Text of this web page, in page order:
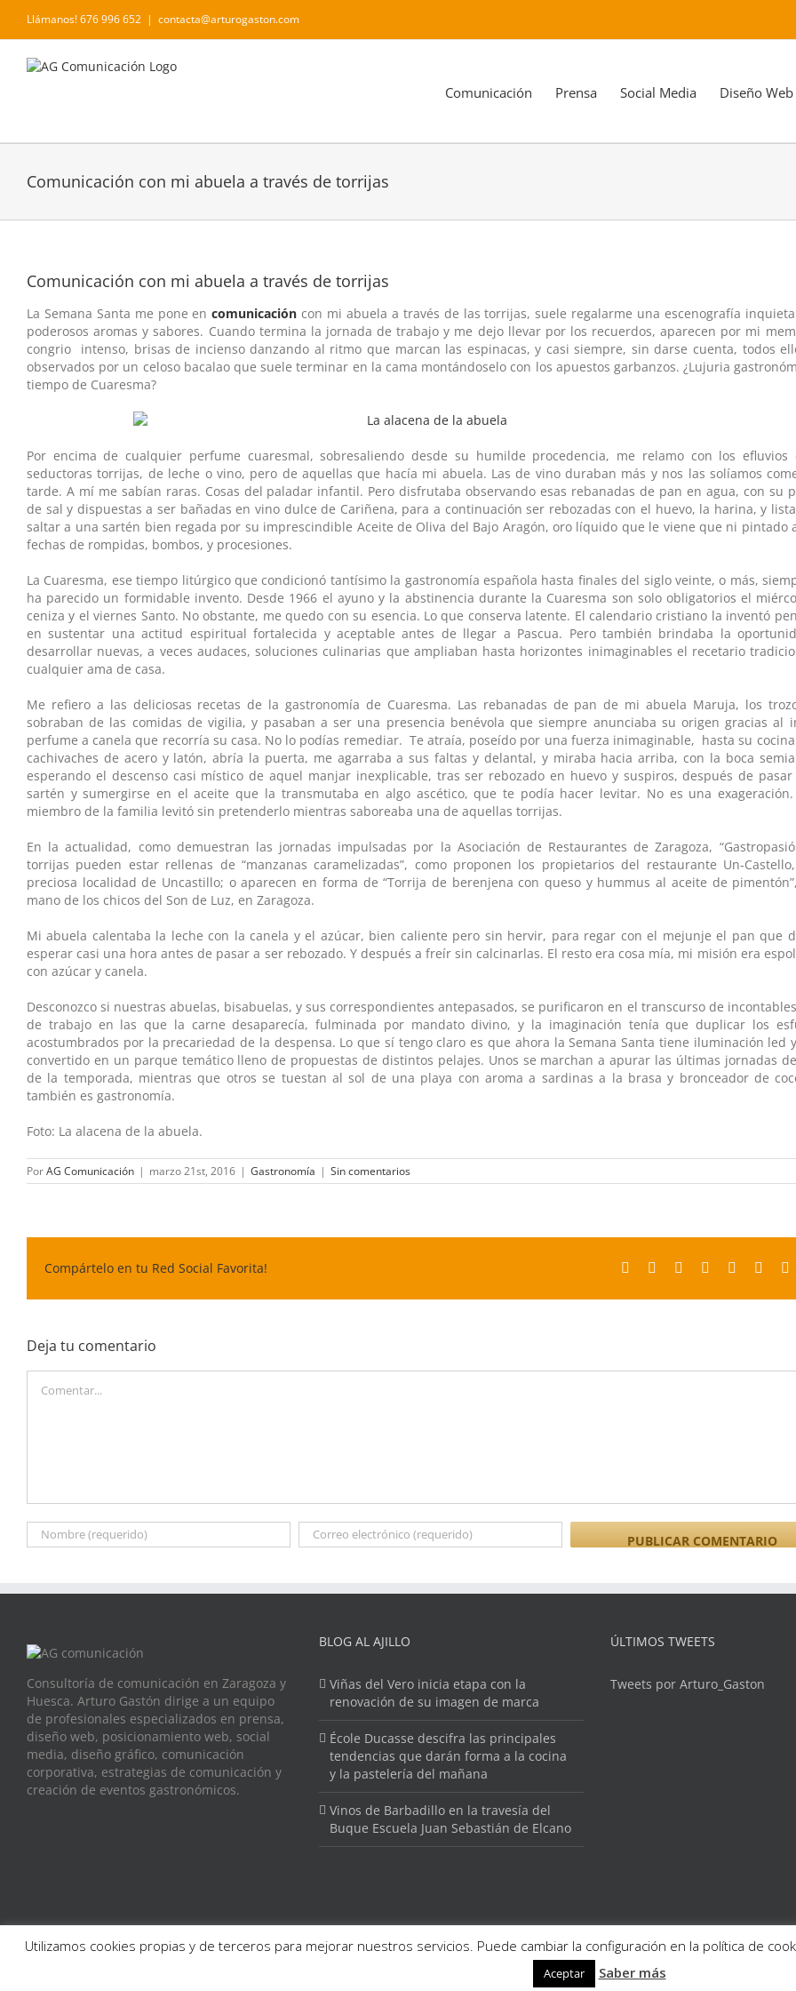
contenido
Llámanos! 676 996 652 | contacta@arturogaston.com
Comunicación Prensa Social Media Diseño Web
Comunicación con mi abuela a través de torrijas
Comunicación con mi abuela a través de torrijas
La Semana Santa me pone encomunicación con mi abuela a través de las torrijas, suele regalarme una escenografía
poderosos aromas y sabores. Cuando termina la jornada de trabajo y me dejo llevar por los recuerdos, aparecen por mi
congrio intenso, brisas de incienso danzando al ritmo que marcan las espinacas, y casi siempre, sin darse cuenta, todos
observados por un celoso bacalao que suele terminar en la cama montándoselo con los apuestos garbanzos. ¿Lujuria
tiempo de Cuaresma?
Por encima de cualquier perfume cuaresmal, sobresaliendo desde su humilde procedencia, me relamo con los efluvios
seductoras torrijas, de leche o vino, pero de aquellas que hacía mi abuela. Las de vino duraban más y nos las solíamos
tarde. A mí me sabían raras. Cosas del paladar infantil. Pero disfrutaba observando esas rebanadas de pan en agua, con su
de sal y dispuestas a ser bañadas en vino dulce de Cariñena, para a continuación ser rebozadas con el huevo, la harina, y
saltar a una sartén bien regada por su imprescindible Aceite de Oliva del Bajo Aragón, oro líquido que le viene que ni pintado
fechas de rompidas, bombos, y procesiones.
La Cuaresma, ese tiempo litúrgico que condicionó tantísimo la gastronomía española hasta finales del siglo veinte, o más,
ha parecido un formidable invento. Desde 1966 el ayuno y la abstinencia durante la Cuaresma son solo obligatorios el
ceniza y el viernes Santo. No obstante, me quedo con su esencia. Lo que conserva latente. El calendario cristiano la inventó
en sustentar una actitud espiritual fortalecida y aceptable antes de llegar a Pascua. Pero también brindaba la
desarrollar nuevas, a veces audaces, soluciones culinarias que ampliaban hasta horizontes inimaginables el recetario
cualquier ama de casa.
Me refiero a las deliciosas recetas de la gastronomía de Cuaresma. Las rebanadas de pan de mi abuela Maruja, los
sobraban de las comidas de vigilia, y pasaban a ser una presencia benévola que siempre anunciaba su origen gracias al
perfume a canela que recorría su casa. No lo podías remediar. Te atraía, poseído por una fuerza inimaginable, hasta su
cachivaches de acero y latón, abría la puerta, me agarraba a sus faltas y delantal, y miraba hacia arriba, con la boca
esperando el descenso casi místico de aquel manjar inexplicable, tras ser rebozado en huevo y suspiros, después de
sartén y sumergirse en el aceite que la transmutaba en algo ascético, que te podía hacer levitar. No es una
miembro de la familia levitó sin pretenderlo mientras saboreaba una de aquellas torrijas.
En la actualidad, como demuestran las jornadas impulsadas por la Asociación de Restaurantes de Zaragoza,
torrijas pueden estar rellenas de “manzanas caramelizadas”, como proponen los propietarios del restaurante Un-
preciosa localidad de Uncastillo; o aparecen en forma de “Torrija de berenjena con queso y hummus al aceite de
mano de los chicos del Son de Luz, en Zaragoza.
Mi abuela calentaba la leche con la canela y el azúcar, bien caliente pero sin hervir, para regar con el mejunje el pan que
esperar casi una hora antes de pasar a ser rebozado. Y después a freír sin calcinarlas. El resto era cosa mía, mi misión era
con azúcar y canela.
Desconozco si nuestras abuelas, bisabuelas, y sus correspondientes antepasados, se purificaron en el transcurso de
de trabajo en las que la carne desaparecía, fulminada por mandato divino, y la imaginación tenía que duplicar los
acostumbrados por la precariedad de la despensa. Lo que sí tengo claro es que ahora la Semana Santa tiene iluminación led
convertido en un parque temático lleno de propuestas de distintos pelajes. Unos se marchan a apurar las últimas jornadas
de la temporada, mientras que otros se tuestan al sol de una playa con aroma a sardinas a la brasa y bronceador de
también es gastronomía.
Foto: La alacena de la abuela.
PorAG Comunicación | marzo 21st, 2016 | Gastronomía | Sin comentarios
Compártelo en tu Red Social Favorita! Facebook Reddit LinkedIn
Tumblr
Deja tu comentario
Consultoría de comunicación en Zaragoza y
Huesca. Arturo Gastón dirige a un equipo
de profesionales especializados en prensa,
diseño web, posicionamiento web, social
media, diseño gráfico, comunicación
corporativa, estrategias de comunicación y
creación de eventos gastronómicos.
BLOG AL AJILLO
Viñas del Vero inicia etapa con la
renovación de su imagen de marca
École Ducasse descifra las principales
tendencias que darán forma a la cocina
y la pastelería del mañana
Vinos de Barbadillo en la travesía del
Buque Escuela Juan Sebastián de Elcano
ÚLTIMOS TWEETS
Tweets por Arturo_Gaston
Utilizamos cookies propias y de terceros para mejorar nuestros servicios. Puede cambiar la configuración en la política de
Aceptar Saber más